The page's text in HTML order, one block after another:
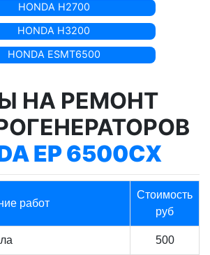
HONDA H2700
HONDA H3200
HONDA ESMT6500
НА РЕМОНТ
EP 6500CX
работ
Стоимость
руб
500